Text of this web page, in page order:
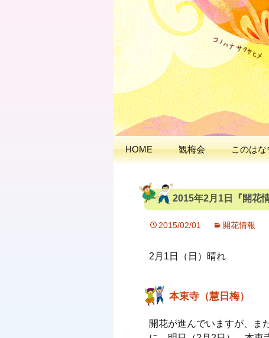
延岡花
出会いの聖地 神と
HOME 観梅会 このはな
2015年2月1日『開花
2015/02/01 開花情報
2月1日（日）晴れ
本東寺（慧日梅）
開花が進んでいますが、ま